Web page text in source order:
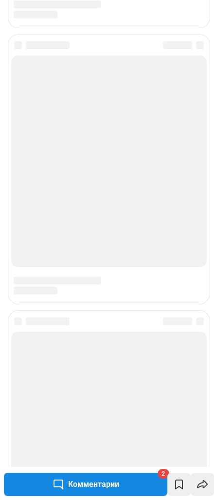
Комментарии
2